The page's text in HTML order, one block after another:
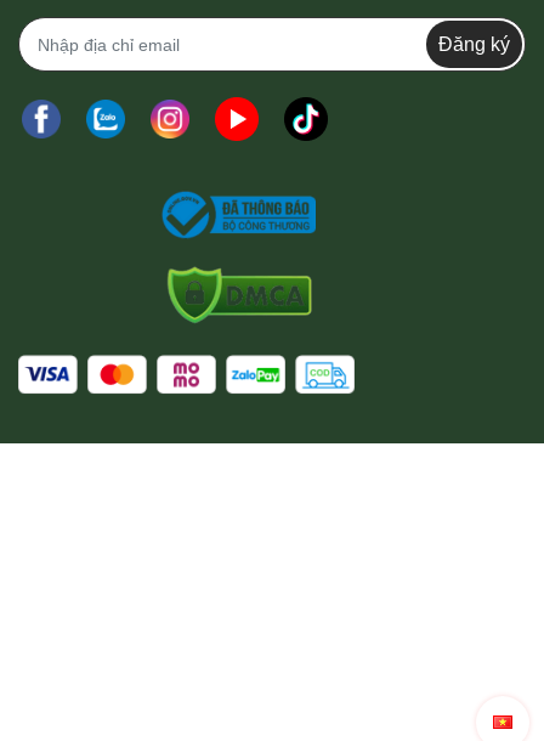
Đăng ký